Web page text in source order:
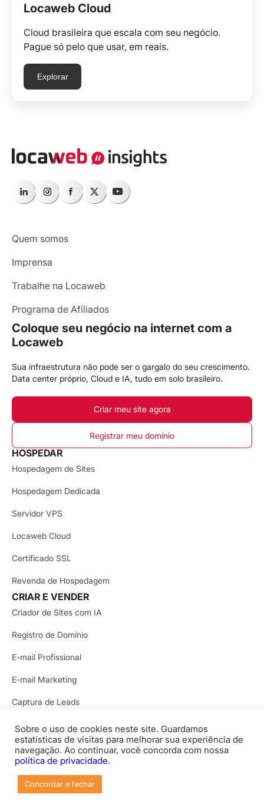
Locaweb Cloud
Cloud brasileira que escala com seu negócio.
Pague só pelo que usar, em reais.
Explorar
Quem somos
Imprensa
Trabalhe na Locaweb
Programa de Afiliados
Coloque seu negócio na internet com a
Locaweb
Sua infraestrutura não pode ser o gargalo do seu crescimento.
Data center próprio, Cloud e IA, tudo em solo brasileiro.
Criar meu site agora
Registrar meu domínio
HOSPEDAR
Hospedagem de Sites
Hospedagem Dedicada
Servidor VPS
Locaweb Cloud
Certificado SSL
Revenda de Hospedagem
CRIAR E VENDER
Criador de Sites com IA
Registro de Domínio
E-mail Profissional
E-mail Marketing
Captura de Leads
VPS com OpenClaw
VPS com n8n
Hospedagem com IA
Sobre o uso de cookies neste site. Guardamos
estatísticas de visitas para melhorar sua experiência de
navegação. Ao continuar, você concorda com nossa
política de privacidade.
Concordar e fechar